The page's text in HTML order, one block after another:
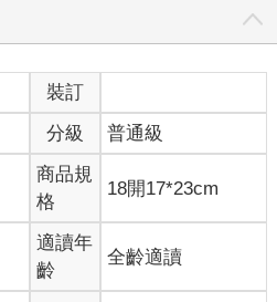
裝訂
分級 普通級
商品規
格
18開17*23cm
適讀年
齡
全齡適讀